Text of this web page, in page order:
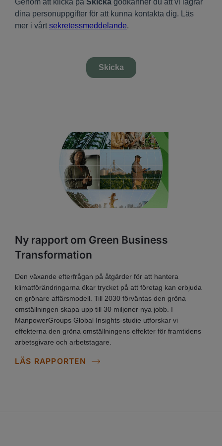
Ny rapport om Green Business
Transformation
Den växande efterfrågan på åtgärder för att hantera
klimatförändringarna ökar trycket på att företag kan erbjuda
en grönare affärsmodell. Till 2030 förväntas den gröna
omställningen skapa upp till 30 miljoner nya jobb. I
ManpowerGroups Global Insights-studie utforskar vi
effekterna den gröna omställningens effekter för framtidens
arbetsgivare och arbetstagare.
LÄS RAPPORTEN